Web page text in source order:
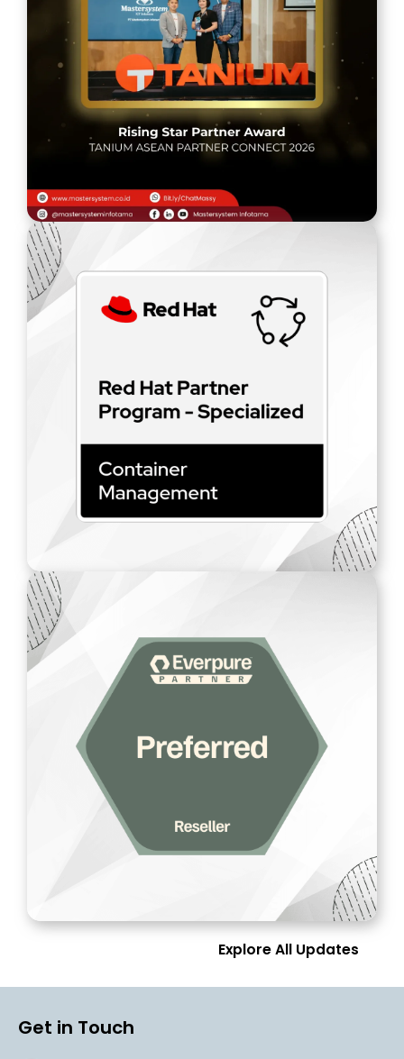
Explore All Updates
Get in Touch